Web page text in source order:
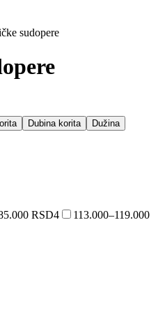
sudopere
Dubina korita Dužina
RSD4
113.000–119.000